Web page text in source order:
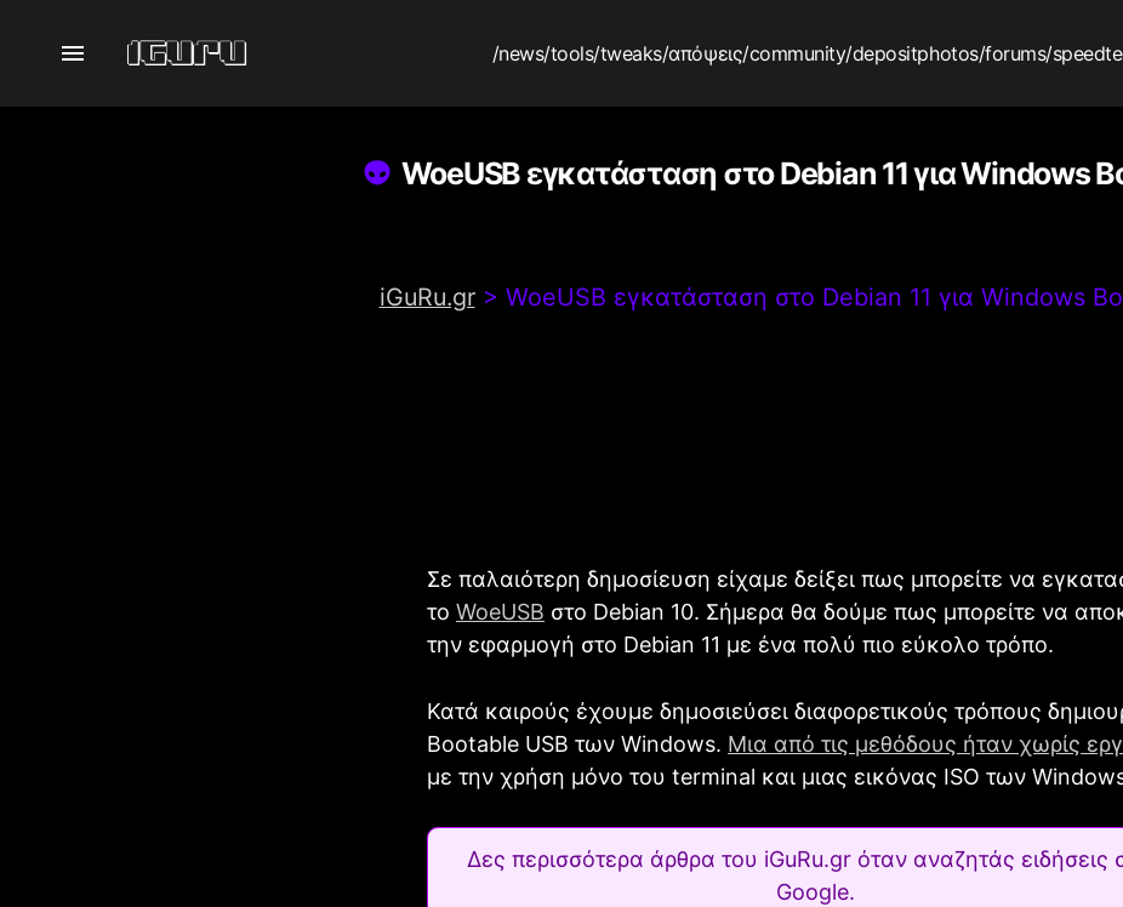
/news/tools/tweaks/απόψεις/community/depositphotos/forums/
WoeUSB εγκατάσταση στο Debian 11 για Windows
iGuRu.gr> WoeUSB εγκατάσταση στο Debian 11 για Windows
Σε παλαιότερη δημοσίευση είχαμε δείξει πως μπορείτε να
το WoeUSB στο Debian 10. Σήμερα θα δούμε πως μπορείτε να
την εφαρμογή στο Debian 11 με ένα πολύ πιο εύκολο τρόπο.
Κατά καιρούς έχουμε δημοσιεύσει διαφορετικούς τρόπους
Bootable USB των Windows. Μια από τις μεθόδους ήταν χωρίς
με την χρήση μόνο του terminal και μιας εικόνας ISO των
Δες περισσότερα άρθρα του iGuRu.gr όταν αναζητάς ειδήσεις
Google.